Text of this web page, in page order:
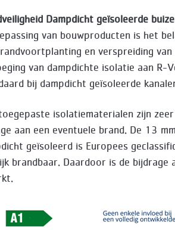
Dampdicht geïsoleerde
van bouwproducten is het
en verspreiding
van dampdichte isolatie aan R-
bij dampdicht geïsoleerde
isolatiematerialen zijn
aan een eventuele brand. De 13
geïsoleerd is Europees
brandbaar. Daardoor is de bijdrage